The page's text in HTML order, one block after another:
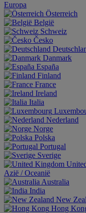
Europa
Österreich
België
Schweiz
Česko
Danmark
España
Finland
France
Ireland
Italia
Nederland
Norge
Polska
Portugal
Sverige
Aziё / Oceaniё
Australia
India
New
Hong